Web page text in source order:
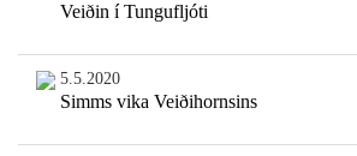
Veiðin í Tungufljóti
5.5.2020
Simms vika Veiðihornsins